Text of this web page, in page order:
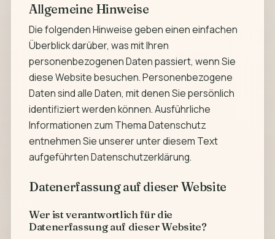
Allgemeine Hinweise
Die folgenden Hinweise geben einen einfachen
Überblick darüber, was mit Ihren
personenbezogenen Daten passiert, wenn Sie
diese Website besuchen. Personenbezogene
Daten sind alle Daten, mit denen Sie persönlich
identifiziert werden können. Ausführliche
Informationen zum Thema Datenschutz
entnehmen Sie unserer unter diesem Text
aufgeführten Datenschutzerklärung.
Datenerfassung auf dieser Website
Wer ist verantwortlich für die
Datenerfassung auf dieser Website?